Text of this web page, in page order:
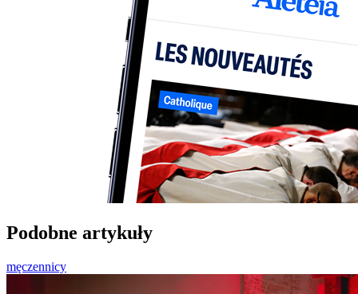
Podobne artykuły
męczennicy